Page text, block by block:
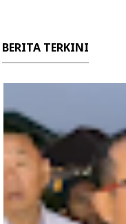
BERITA TERKINI